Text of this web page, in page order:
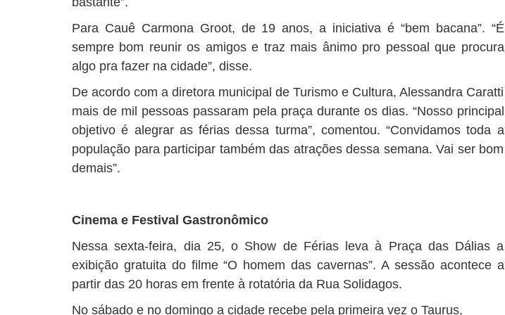
Para Cauê Carmona Groot, de 19 anos, a iniciativa é “bem bacana”. “É
sempre bom reunir os amigos e traz mais ânimo pro pessoal que procura
algo pra fazer na cidade”, disse.
De acordo com a diretora municipal de Turismo e Cultura, Alessandra Caratti
mais de mil pessoas passaram pela praça durante os dias. “Nosso principal
objetivo é alegrar as férias dessa turma”, comentou. “Convidamos toda a
população para participar também das atrações dessa semana. Vai ser bom
demais”.
Cinema e Festival Gastronômico
Nessa sexta-feira, dia 25, o Show de Férias leva à Praça das Dálias a
exibição gratuita do filme “O homem das cavernas”. A sessão acontece a
partir das 20 horas em frente à rotatória da Rua Solidagos.
No sábado e no domingo a cidade recebe pela primeira vez o Taurus,